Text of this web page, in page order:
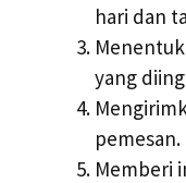
hari dan
yang
pemesan.
Memberi